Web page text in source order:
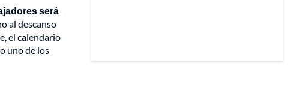
será
al descanso
el calendario
uno de los